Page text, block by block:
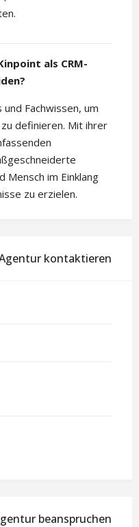
als CRM-
Fachwissen, um
definieren. Mit ihrer
Mensch im Einklang
zu erzielen.
kontaktieren
beanspruchen